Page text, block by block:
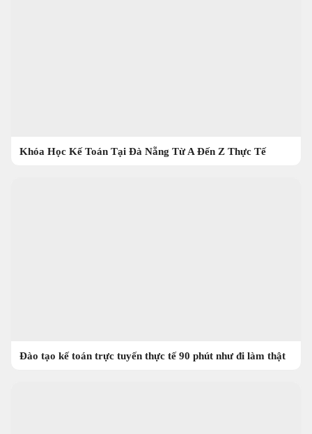
Khóa Học Kế Toán Tại Đà Nẵng Từ A Đến Z Thực Tế
Đào tạo kế toán trực tuyến thực tế 90 phút như đi làm thật